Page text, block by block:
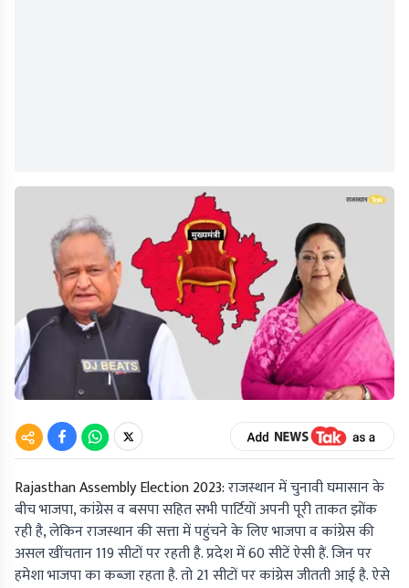
Rajasthan Assembly Election 2023:राजस्थान में चुनावी घमासान के
बीच भाजपा, कांग्रेस व बसपा सहित सभी पार्टियों अपनी पूरी ताकत झोंक
रही है, लेकिन राजस्थान की सत्ता में पहुंचने के लिए भाजपा व कांग्रेस की
असल खींचतान 119 सीटों पर रहती है. प्रदेश में 60 सीटें ऐसी हैं. जिन पर
हमेशा भाजपा का कब्जा रहता है. तो 21 सीटों पर कांग्रेस जीतती आई है. ऐसे